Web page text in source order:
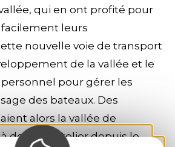
qui en ont profité pour
leurs
nouvelle voie de transport
de la vallée et le
pour gérer les
des bateaux. Des
alors la vallée de
dos de batelier depuis le